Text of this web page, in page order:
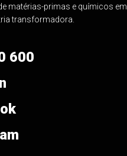
matérias-primas e químicos em
transformadora.
600